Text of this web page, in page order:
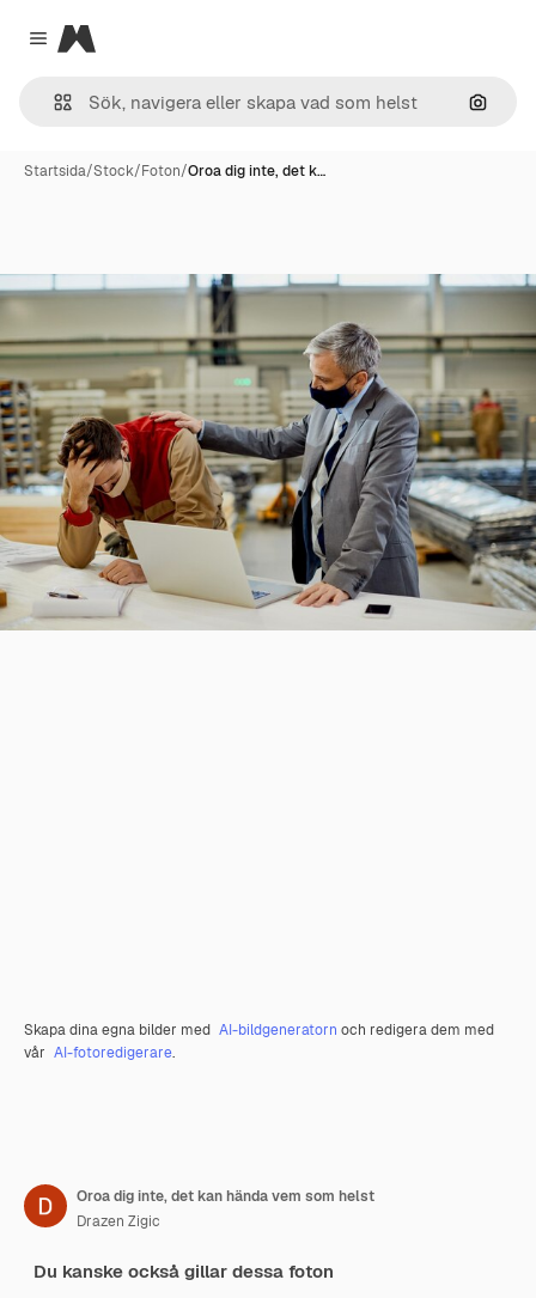
Close menu
Magnific
Sök
Startsida/Stock/Foton/Oroa dig inte, det k…
Skapa dina egna bilder med AI-bildgeneratorn och redigera dem med
vår AI-fotoredigerare.
Oroa dig inte, det kan hända vem som helst
Drazen Zigic
Du kanske också gillar dessa foton